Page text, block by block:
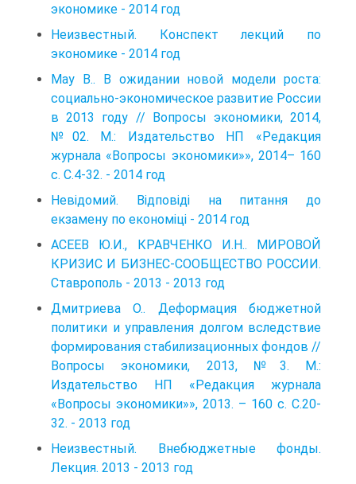
экономике - 2014 год
Неизвестный. Конспект лекций по
экономике - 2014 год
May B.. В ожидании новой модели роста:
социально-экономическое развитие России
в 2013 году // Вопросы экономики, 2014,
№02. М.: Издательство НП «Редакция
журнала «Вопросы экономики»», 2014– 160
с. С.4-32. - 2014 год
Невідомий. Відповіді на питання до
екзамену по економіці - 2014 год
АСЕЕВ Ю.И., КРАВЧЕНКО И.Н.. МИРОВОЙ
КРИЗИС И БИЗНЕС-СООБЩЕСТВО РОССИИ.
Ставрополь - 2013 - 2013 год
Дмитриева О.. Деформация бюджетной
политики и управления долгом вследствие
формирования стабилизационных фондов //
Вопросы экономики, 2013, №3. М.:
Издательство НП «Редакция журнала
«Вопросы экономики»», 2013. – 160 с. С.20-
32. - 2013 год
Неизвестный. Внебюджетные фонды.
Лекция. 2013 - 2013 год